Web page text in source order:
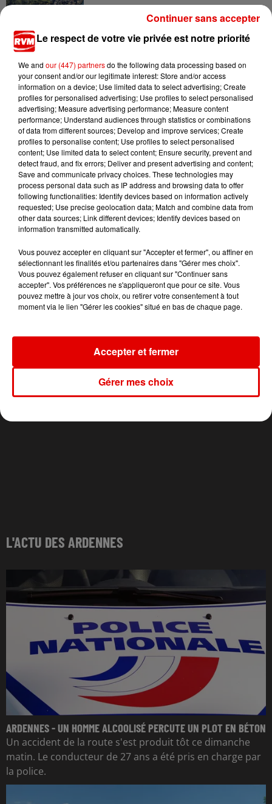
7 août 2026
retour de la canicule
TITRES DIFFUSÉS
11h23
11h23
TOVE LO X STROMAE
Des Fleurs
11h15
11h15
ANOTR FEAT. 54 ULTRA
Talk To You
11h12
11h12
ADELE CASTILLON
Ete Avec Toi
L'ACTU DES ARDENNES
ARDENNES - UN HOMME ALCOOLISÉ PERCUTE UN PLOT EN BÉTON
Un accident de la route s'est produit tôt ce dimanche
matin. Le conducteur de 27 ans a été pris en charge par
la police.
Le respect de votre vie privée est notre priorité
We and our (447) partnersdo the following data processing based on
your consent and/or our legitimate interest: Store and/or access
information on a device; Use limited data to select advertising; Create
profiles for personalised advertising; Use profiles to select personalised
advertising; Measure advertising performance; Measure content
performance; Understand audiences through statistics or combinations
of data from different sources; Develop and improve services; Create
profiles to personalise content; Use profiles to select personalised
content; Use limited data to select content; Ensure security, prevent and
detect fraud, and fix errors; Deliver and present advertising and content;
Save and communicate privacy choices. These technologies may
process personal data such as IP address and browsing data to offer
following functionalities: Identify devices based on information actively
requested; Use precise geolocation data; Match and combine data from
other data sources; Link different devices; Identify devices based on
information transmitted automatically.
Vous pouvez accepter en cliquant sur "Accepter et fermer", ou affiner en
sélectionnant les finalités et/ou partenaires dans "Gérer mes choix".
Vous pouvez également refuser en cliquant sur "Continuer sans
accepter". Vos préférences ne s'appliqueront que pour ce site. Vous
pouvez mettre à jour vos choix, ou retirer votre consentement à tout
moment via le lien "Gérer les cookies" situé en bas de chaque page.
Gérer mes choix
Accepter et fermer
Continuer sans accepter